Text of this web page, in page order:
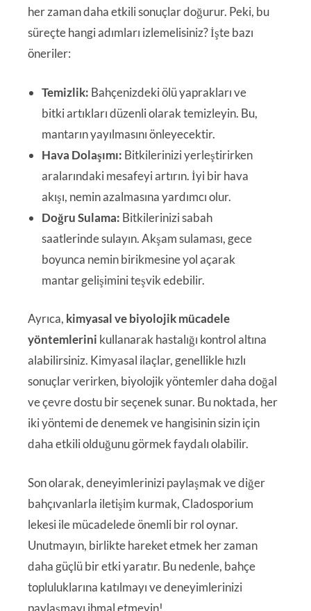
her zaman daha etkili sonuçlar doğurur. Peki, bu
süreçte hangi adımları izlemelisiniz? İşte bazı
öneriler:
Temizlik: Bahçenizdeki ölü yaprakları ve
bitki artıkları düzenli olarak temizleyin. Bu,
mantarın yayılmasını önleyecektir.
Hava Dolaşımı: Bitkilerinizi yerleştirirken
aralarındaki mesafeyi artırın. İyi bir hava
akışı, nemin azalmasına yardımcı olur.
Doğru Sulama: Bitkilerinizi sabah
saatlerinde sulayın. Akşam sulaması, gece
boyunca nemin birikmesine yol açarak
mantar gelişimini teşvik edebilir.
Ayrıca, kimyasal ve biyolojik mücadele
yöntemlerini kullanarak hastalığı kontrol altına
alabilirsiniz. Kimyasal ilaçlar, genellikle hızlı
sonuçlar verirken, biyolojik yöntemler daha doğal
ve çevre dostu bir seçenek sunar. Bu noktada, her
iki yöntemi de denemek ve hangisinin sizin için
daha etkili olduğunu görmek faydalı olabilir.
Son olarak, deneyimlerinizi paylaşmak ve diğer
bahçıvanlarla iletişim kurmak, Cladosporium
lekesi ile mücadelede önemli bir rol oynar.
Unutmayın, birlikte hareket etmek her zaman
daha güçlü bir etki yaratır. Bu nedenle, bahçe
topluluklarına katılmayı ve deneyimlerinizi
paylaşmayı ihmal etmeyin!